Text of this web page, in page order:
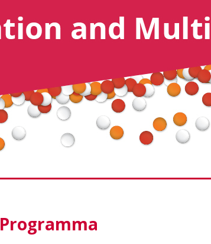
Programma